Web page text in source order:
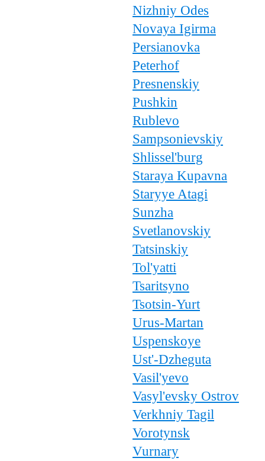
Nizhniy Odes
Novaya Igirma
Persianovka
Peterhof
Presnenskiy
Pushkin
Rublevo
Sampsonievskiy
Shlissel'burg
Staraya Kupavna
Staryye Atagi
Sunzha
Svetlanovskiy
Tatsinskiy
Tol'yatti
Tsaritsyno
Tsotsin-Yurt
Urus-Martan
Uspenskoye
Ust'-Dzheguta
Vasil'yevo
Vasyl'evsky Ostrov
Verkhniy Tagil
Vorotynsk
Vurnary